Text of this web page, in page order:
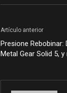
Artículo anterior
Presione Rebobinar:
Metal Gear Solid 5,